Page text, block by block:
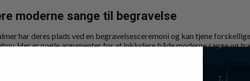
moderne sange til begravelse
har deres plads ved en begravelsesceremoni og kan tjene
Her er nogle argumenter for at inkludere både moderne sange og
sange kan vælges specifikt for deres relevans for den afdøde eller for
og forbundethed med fortiden og kan være særligt